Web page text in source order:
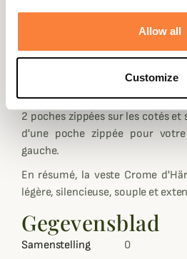
Allow all
Customize
collera au corps et vous
Crome est 100% silencieuse, est
élastique intégrée ainsi que de
2 poches zippées sur les cotés
d'une poche zippée pour
gauche.
En résumé, la veste Crome
légère, silencieuse, souple et
Gegevensblad
Samenstelling 0